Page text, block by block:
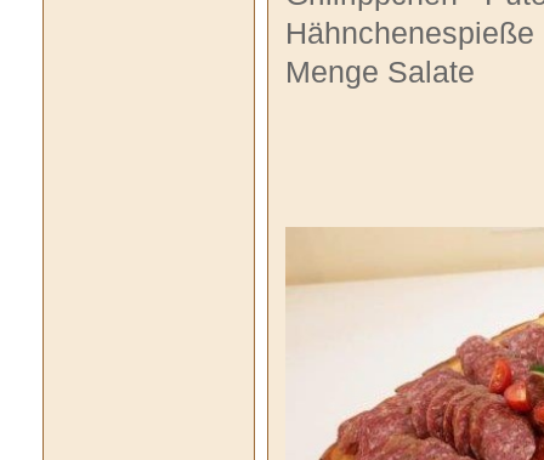
Menge Salate